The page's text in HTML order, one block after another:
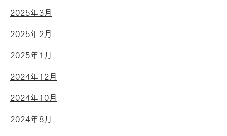
2025年3月
2025年2月
2025年1月
2024年12月
2024年10月
2024年8月